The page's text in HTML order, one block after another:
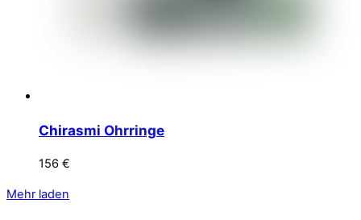
Chirasmi Ohrringe
156 €
Mehr laden